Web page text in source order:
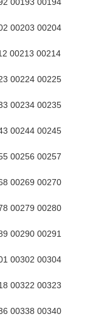
00193 00194
00203 00204
00213 00214
00224 00225
00234 00235
00244 00245
00256 00257
00269 00270
00279 00280
00290 00291
00302 00304
00322 00323
00338 00340